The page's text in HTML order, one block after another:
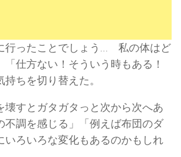
行ったことでしょう… 私の体はど
仕方ない！そういう時もある！
ちを切り替えた。
すとガタガタっと次から次へあ
調を感じる」「例えば布団のダ
ろいろな変化もあるのかもしれ